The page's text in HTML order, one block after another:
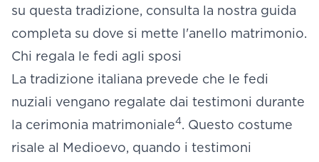
su questa tradizione, consulta la nostra guida
completa su dove si mette l'anello matrimonio.
Chi regala le fedi agli sposi
La tradizione italiana prevede che le fedi
nuziali vengano regalate dai testimoni durante
la cerimonia matrimoniale4. Questo costume
risale al Medioevo, quando i testimoni